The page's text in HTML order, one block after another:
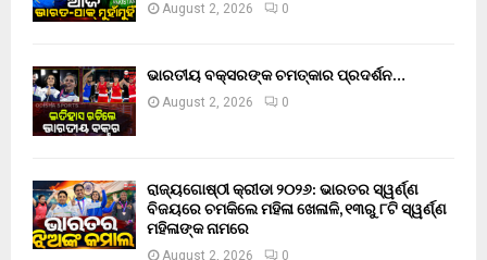
August 2, 2026 0
ଭାରତୀୟ ବକ୍ସରଙ୍କ ଚମତ୍କାର ପ୍ରଦର୍ଶନ…
August 2, 2026 0
ରାଜ୍ୟଗୋଷ୍ଠୀ କ୍ରୀଡା ୨୦୨୬: ଭାରତର ସ୍ୱର୍ଣ୍ଣ
ବିଜୟରେ ଚମକିଲେ ମହିଳା ଖେଳାଳି, ୧୩ରୁ ୮ଟି ସ୍ୱର୍ଣ୍ଣ
ମହିଳାଙ୍କ ନାମରେ
August 2, 2026 0